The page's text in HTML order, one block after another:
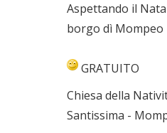
Aspettando il
borgo dì Mompeo
GRATUITO
Chiesa della
Santissima -